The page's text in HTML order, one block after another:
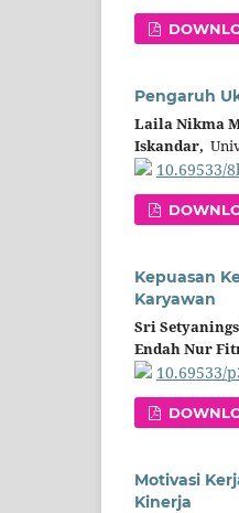
Pengaruh
Laila Nikma
Iskandar,
10.69533/
Kepuasan
Karyawan
Sri
Endah Nur
10.69533/
Motivasi
Kinerja